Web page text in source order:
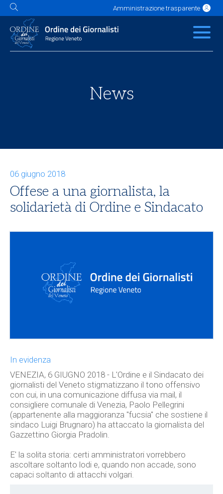
Amministrazione trasparente
L'Ordine News Servizi Albo
Contatti Link utili
News
06 giugno 2018
Offese a una giornalista, la
solidarietà di Ordine e Sindacato
In evidenza
VENEZIA, 6 GIUGNO 2018 - L'Ordine e il Sindacato dei
giornalisti del Veneto stigmatizzano il tono offensivo
con cui, in una comunicazione diffusa via mail, il
consigliere comunale di Venezia, Paolo Pellegrini
(appartenente alla maggioranza "fucsia" che sostiene il
sindaco Luigi Brugnaro) ha attaccato la giornalista del
Gazzettino Giorgia Pradolin.
E' la solita storia: certi amministratori vorrebbero
ascoltare soltanto lodi e, quando non accade, sono
capaci soltanto di attacchi volgari.